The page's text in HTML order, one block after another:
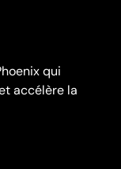
qui
accélère la